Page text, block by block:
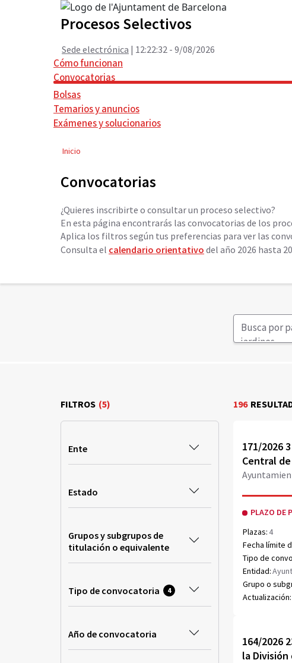
Procesos Selectivos
Sede electrónica | 12:22:33 - 9/08/2026
Cómo funcionan
Convocatorias
Bolsas
Temarios y anuncios
Exámenes y solucionarios
r
l
c
n
t
e
n
Inicio
Convocatorias
¿Quieres inscribirte o consultar un proceso selectivo?
En esta página encontrarás las convocatorias de los
Aplica los filtros según tus preferencias para ver las
Consulta el calendario orientativo del año 2026 hasta
FILTROS (5) 196
Ente
Estado
Grupos y subgrupos de
titulación o equivalente
Tipo de convocatoria 4
Año de convocatoria
Obrir
171/2026
Central
PLAZO DE
Plazas:4
Fecha límite
Tipo de
Entidad:
Grupo o
Actualización:
Obrir
164/2026
la División